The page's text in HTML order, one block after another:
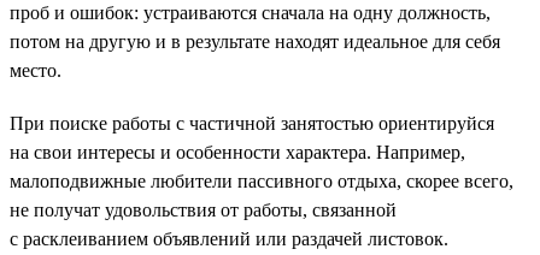
проб и ошибок: устраиваются сначала на одну должность,
потом на другую и в результате находят идеальное для себя
место.
При поиске работы с частичной занятостью ориентируйся
на свои интересы и особенности характера. Например,
малоподвижные любители пассивного отдыха, скорее всего,
не получат удовольствия от работы, связанной
с расклеиванием объявлений или раздачей листовок.